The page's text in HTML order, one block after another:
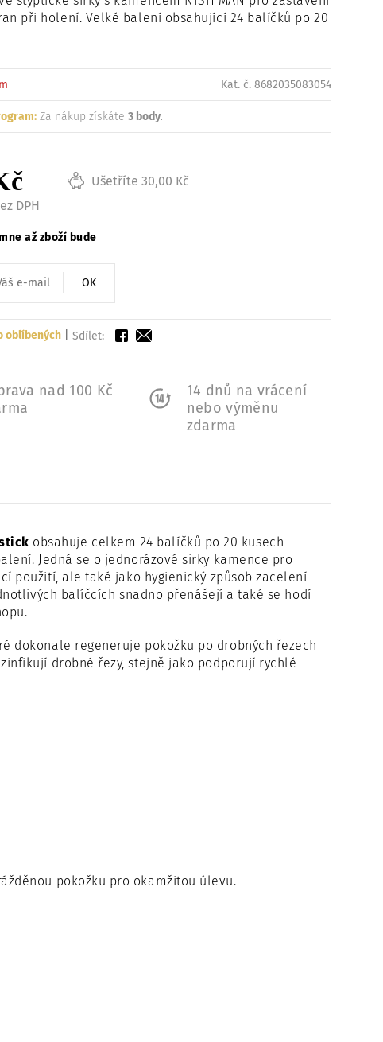
Načítám
při holení. Velké balení obsahující 24 balíčků po 20
Kat. č. 8682035083054
Za nákup získáte3 body.
DPH
Ušetříte 30,00 Kč
až zboží bude
OK
oblíbených |Sdílet:
nad 100 Kč
14 dnů na vrácení
nebo výměnu
zdarma
obsahuje celkem 24 balíčků po 20 kusech
Jedná se o jednorázové sirky kamence pro
použití, ale také jako hygienický způsob zacelení
balíčcích snadno přenášejí a také se hodí
dokonale regeneruje pokožku po drobných řezech
drobné řezy, stejně jako podporují rychlé
pokožku pro okamžitou úlevu.